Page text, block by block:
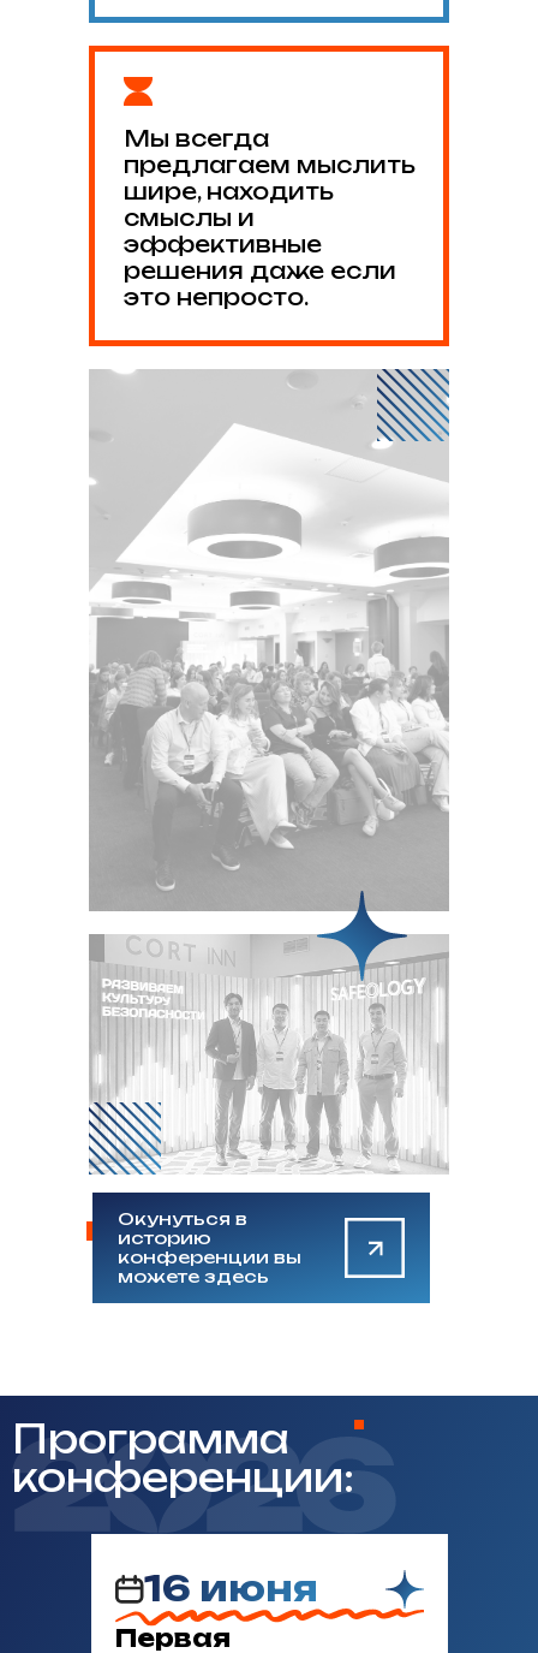
Мы всегда
предлагаем мыслить
шире, находить
смыслы и
эффективные
решения даже если
это непросто.
Окунуться в
историю
конференции вы
можете здесь
Программа
конференции:
16 июня
Первая